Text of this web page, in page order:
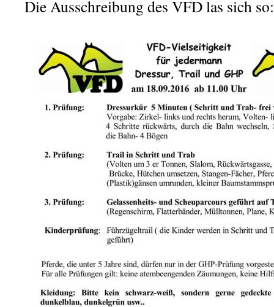
Die Ausschreibung des VFD las sich so: